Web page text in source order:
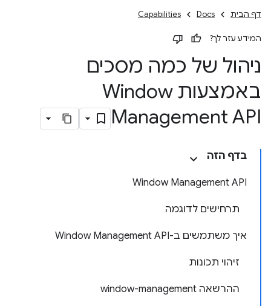
דף הבית Docs
Capabilities
המידע עזר לך?
ניהול של כמה מסכים
באמצעות Window
Management API
בדף הזה
Window Management API
תרחישים לדוגמה
איך משתמשים ב-Window Management API
זיהוי תכונות
ההרשאה window-management